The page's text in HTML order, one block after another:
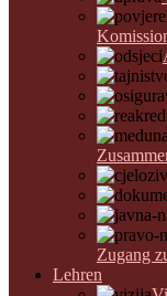
Zugang
Lehren